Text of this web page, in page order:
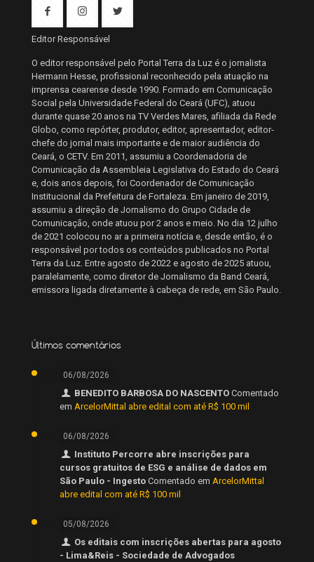
Editor Responsável
O editor responsável pelo Portal Terra da Luz é o jornalista
Hermann Hesse, profissional reconhecido pela atuação na
imprensa cearense desde 1990. Formado em Comunicação
Social pela Universidade Federal do Ceará (UFC), atuou
durante quase 20 anos na TV Verdes Mares, afiliada da Rede
Globo, como repórter, produtor, editor, apresentador, editor-
chefe do jornal mais importante e de maior audiência do
Ceará, o CETV. Em 2011, assumiu a Coordenadoria de
Comunicação da Assembleia Legislativa do Estado do Ceará
e, dois anos depois, foi Coordenador de Comunicação
Institucional da Prefeitura de Fortaleza. Em janeiro de 2019,
assumiu a direção de Jornalismo do Grupo Cidade de
Comunicação, onde atuou por 2 anos e meio. No dia 12 julho
de 2021 colocou no ar a primeira notícia e, desde então, é o
responsável por todos os conteúdos publicados no Portal
Terra da Luz. Entre agosto de 2022 e agosto de 2025 atuou,
paralelamente, como diretor de Jornalismo da Band Ceará,
emissora ligada diretamente à cabeça de rede, em São Paulo.
Últimos comentários
06/08/2026
BENEDITO BARBOSA DO NASCENTO Comentado
em ArcelorMittal abre edital com até R$ 100 mil
06/08/2026
Instituto Percorre abre inscrições para
cursos gratuitos de ESG e análise de dados em
São Paulo - Ingesto Comentado em ArcelorMittal
abre edital com até R$ 100 mil
05/08/2026
Os editais com inscrições abertas para agosto
- Lima&Reis - Sociedade de Advogados